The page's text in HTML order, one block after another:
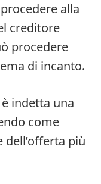
alla
creditore
procedere
di incanto.
indetta una
come
dell’offerta più